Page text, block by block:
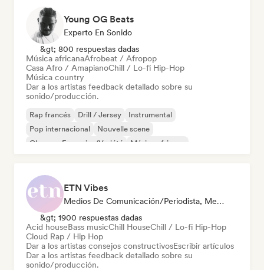
Young OG Beats
Experto En Sonido
&gt; 800 respuestas dadas
Música africanaAfrobeat / Afropop
Casa Afro / AmapianoChill / Lo-fi Hip-Hop
Música country
Dar a los artistas feedback detallado sobre su
sonido/producción.
Rap francés Drill / Jersey
Instrumental
Pop internacional
Nouvelle scene
Chanson Française/Variété
Música africana
ETN Vibes
Medios De Comunicación/Periodista, Mentor, Experto En Sonido
&gt; 1900 respuestas dadas
Acid houseBass musicChill HouseChill / Lo-fi Hip-Hop
Cloud Rap / Hip Hop
Dar a los artistas consejos constructivosEscribir artículos
Dar a los artistas feedback detallado sobre su
sonido/producción.